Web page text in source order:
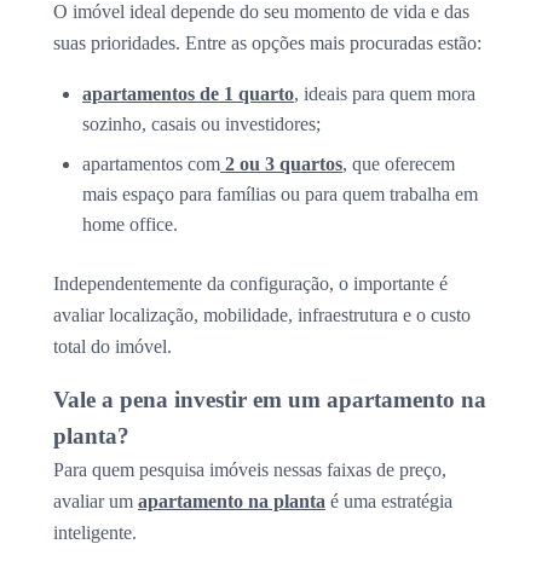
O imóvel ideal depende do seu momento de vida e das
suas prioridades. Entre as opções mais procuradas estão:
apartamentos de 1 quarto, ideais para quem mora
sozinho, casais ou investidores;
apartamentos com 2 ou 3 quartos, que oferecem
mais espaço para famílias ou para quem trabalha em
home office.
Independentemente da configuração, o importante é
avaliar localização, mobilidade, infraestrutura e o custo
total do imóvel.
Vale a pena investir em um apartamento na
planta?
Para quem pesquisa imóveis nessas faixas de preço,
avaliar um apartamento na planta é uma estratégia
inteligente.